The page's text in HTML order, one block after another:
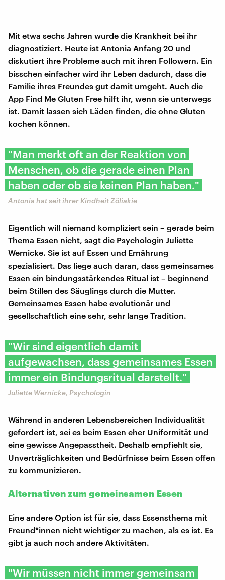
Mit etwa sechs Jahren wurde die Krankheit bei ihr
diagnostiziert. Heute ist Antonia Anfang 20 und
diskutiert ihre Probleme auch mit ihren Followern. Ein
bisschen einfacher wird ihr Leben dadurch, dass die
Familie ihres Freundes gut damit umgeht. Auch die
App Find Me Gluten Free hilft ihr, wenn sie unterwegs
ist. Damit lassen sich Läden finden, die ohne Gluten
kochen können.
"Man merkt oft an der Reaktion von
Menschen, ob die gerade einen Plan
haben oder ob sie keinen Plan haben."
Antonia hat seit ihrer Kindheit Zöliakie
Eigentlich will niemand kompliziert sein – gerade beim
Thema Essen nicht, sagt die Psychologin Juliette
Wernicke. Sie ist auf Essen und Ernährung
spezialisiert. Das liege auch daran, dass gemeinsames
Essen ein bindungsstärkendes Ritual ist – beginnend
beim Stillen des Säuglings durch die Mutter.
Gemeinsames Essen habe evolutionär und
gesellschaftlich eine sehr, sehr lange Tradition.
"Wir sind eigentlich damit
aufgewachsen, dass gemeinsames Essen
immer ein Bindungsritual darstellt."
Juliette Wernicke, Psychologin
Während in anderen Lebensbereichen Individualität
gefordert ist, sei es beim Essen eher Uniformität und
eine gewisse Angepasstheit. Deshalb empfiehlt sie,
Unverträglichkeiten und Bedürfnisse beim Essen offen
zu kommunizieren.
Alternativen zum gemeinsamen Essen
Eine andere Option ist für sie, dass Essensthema mit
Freund*innen nicht wichtiger zu machen, als es ist. Es
gibt ja auch noch andere Aktivitäten.
"Wir müssen nicht immer gemeinsam